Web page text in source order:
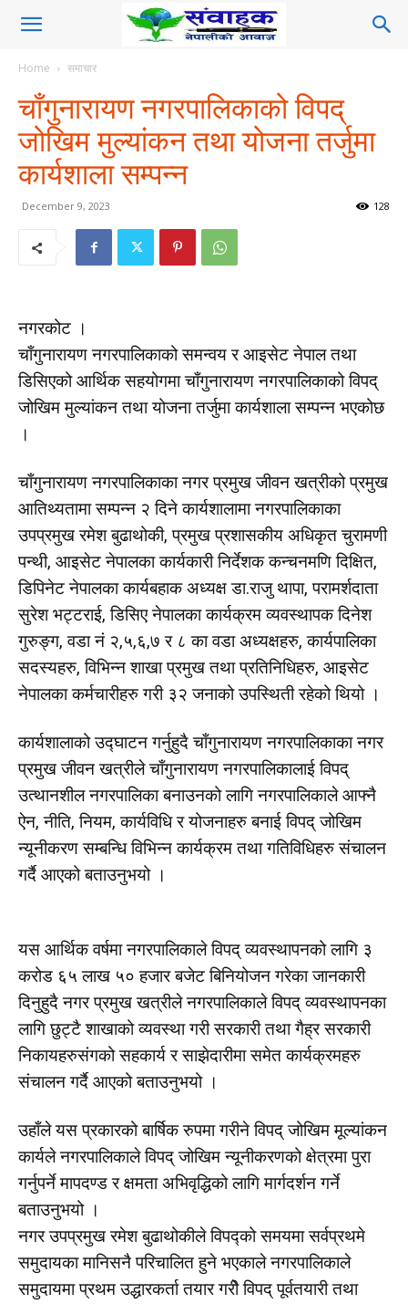
Home समाचार
चाँगुनारायण नगरपालिकाको विपद्
जोखिम मुल्यांकन तथा योजना तर्जुमा
कार्यशाला सम्पन्न
December 9, 2023 128
नगरकोट ।
चाँगुनारायण नगरपालिकाको समन्वय र आइसेट नेपाल तथा
डिसिएको आर्थिक सहयोगमा चाँगुनारायण नगरपालिकाको विपद्
जोखिम मुल्यांकन तथा योजना तर्जुमा कार्यशाला सम्पन्न भएकोछ
।
चाँगुनारायण नगरपालिकाका नगर प्रमुख जीवन खत्रीको प्रमुख
आतिथ्यतामा सम्पन्न २ दिने कार्यशालामा नगरपालिकाका
उपप्रमुख रमेश बुढाथोकी, प्रमुख प्रशासकीय अधिकृत चुरामणी
पन्थी, आइसेट नेपालका कार्यकारी निर्देशक कन्चनमणि दिक्षित,
डिपिनेट नेपालका कार्यबहाक अध्यक्ष डा.राजु थापा, परामर्शदाता
सुरेश भट्टराई, डिसिए नेपालका कार्यक्रम व्यवस्थापक दिनेश
गुरुङ्ग, वडा नं २,५,६,७ र ८ का वडा अध्यक्षहरु, कार्यपालिका
सदस्यहरु, विभिन्न शाखा प्रमुख तथा प्रतिनिधिहरु, आइसेट
नेपालका कर्मचारीहरु गरी ३२ जनाको उपस्थिती रहेको थियो ।
कार्यशालाको उद्घाटन गर्नुहुदै चाँगुनारायण नगरपालिकाका नगर
प्रमुख जीवन खत्रीले चाँगुनारायण नगरपालिकालाई विपद्
उत्थानशील नगरपालिका बनाउनको लागि नगरपालिकाले आफ्नै
ऐन, नीति, नियम, कार्यविधि र योजनाहरु बनाई विपद् जोखिम
न्यूनीकरण सम्बन्धि विभिन्न कार्यक्रम तथा गतिविधिहरु संचालन
गर्दै आएको बताउनुभयो ।
यस आर्थिक वर्षमा नगरपालिकाले विपद् व्यवस्थापनको लागि ३
करोड ६५ लाख ५० हजार बजेट बिनियोजन गरेका जानकारी
दिनुहुदै नगर प्रमुख खत्रीले नगरपालिकाले विपद् व्यवस्थापनका
लागि छुट्टै शाखाको व्यवस्था गरी सरकारी तथा गैह्र सरकारी
निकायहरुसंगको सहकार्य र साझेदारीमा समेत कार्यक्रमहरु
संचालन गर्दै आएको बताउनुभयो ।
उहाँले यस प्रकारको बार्षिक रुपमा गरीने विपद् जोखिम मूल्यांकन
कार्यले नगरपालिकाले विपद् जोखिम न्यूनीकरणको क्षेत्रमा पुरा
गर्नुपर्ने मापदण्ड र क्षमता अभिवृद्धिको लागि मार्गदर्शन गर्ने
बताउनुभयो ।
नगर उपप्रमुख रमेश बुढाथोकीले विपद्को समयमा सर्वप्रथमे
समुदायका मानिसनै परिचालित हुने भएकाले नगरपालिकाले
समुदायमा प्रथम उद्धारकर्ता तयार गरीे विपद् पूर्वतयारी तथा